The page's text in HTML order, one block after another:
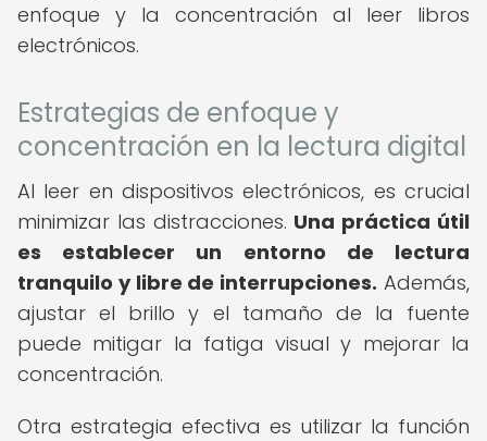
enfoque y la concentración al leer libros
electrónicos.
Estrategias de enfoque y
concentración en la lectura digital
Al leer en dispositivos electrónicos, es crucial
minimizar las distracciones. Una práctica útil
es establecer un entorno de lectura
tranquilo y libre de interrupciones. Además,
ajustar el brillo y el tamaño de la fuente
puede mitigar la fatiga visual y mejorar la
concentración.
Otra estrategia efectiva es utilizar la función